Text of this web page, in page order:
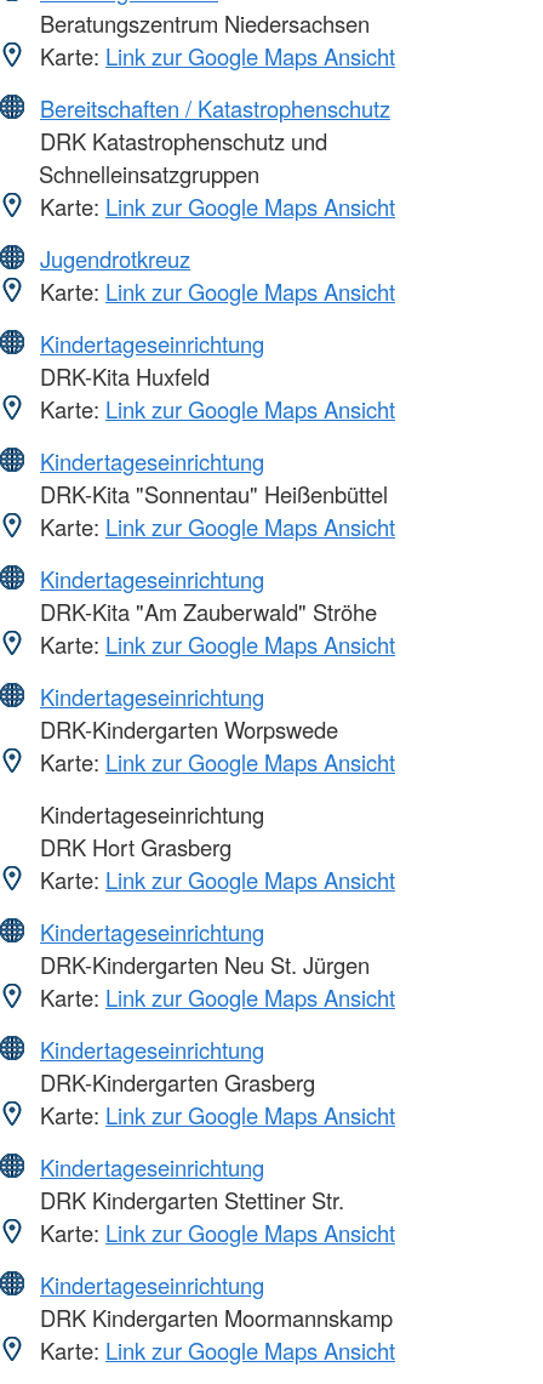
Beratungszentrum Niedersachsen
Karte: Link zur Google Maps Ansicht
Bereitschaften / Katastrophenschutz
DRK Katastrophenschutz und
Schnelleinsatzgruppen
Karte: Link zur Google Maps Ansicht
Jugendrotkreuz
Karte: Link zur Google Maps Ansicht
Kindertageseinrichtung
DRK-Kita Huxfeld
Karte: Link zur Google Maps Ansicht
Kindertageseinrichtung
DRK-Kita "Sonnentau" Heißenbüttel
Karte: Link zur Google Maps Ansicht
Kindertageseinrichtung
DRK-Kita "Am Zauberwald" Ströhe
Karte: Link zur Google Maps Ansicht
Kindertageseinrichtung
DRK-Kindergarten Worpswede
Karte: Link zur Google Maps Ansicht
Kindertageseinrichtung
DRK Hort Grasberg
Karte: Link zur Google Maps Ansicht
Kindertageseinrichtung
DRK-Kindergarten Neu St. Jürgen
Karte: Link zur Google Maps Ansicht
Kindertageseinrichtung
DRK-Kindergarten Grasberg
Karte: Link zur Google Maps Ansicht
Kindertageseinrichtung
DRK Kindergarten Stettiner Str.
Karte: Link zur Google Maps Ansicht
Kindertageseinrichtung
DRK Kindergarten Moormannskamp
Karte: Link zur Google Maps Ansicht